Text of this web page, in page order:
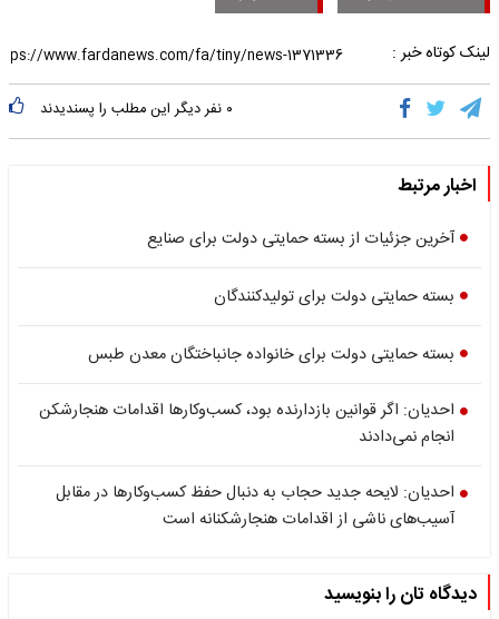
لینک کوتاه خبر :
۰ نفر دیگر این مطلب را پسندیدند
اخبار مرتبط
آخرین جزئیات از بسته حمایتی دولت برای صنایع
بسته حمایتی دولت برای تولیدکنندگان
بسته حمایتی دولت برای خانواده جانباختگان معدن طبس
احدیان: اگر قوانین بازدارنده بود، کسب‌وکارها اقدامات هنجارشکن
انجام نمی‌دادند
احدیان: لایحه جدید حجاب به دنبال حفظ کسب‌وکارها در مقابل
آسیب‌های ناشی از اقدامات هنجارشکنانه است
دیدگاه تان را بنویسید